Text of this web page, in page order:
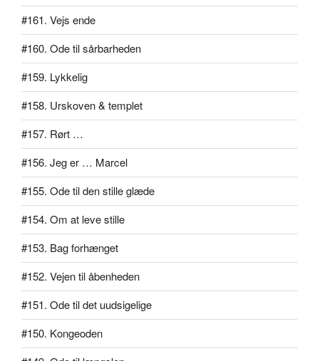
#161. Vejs ende
#160. Ode til sårbarheden
#159. Lykkelig
#158. Urskoven & templet
#157. Rørt …
#156. Jeg er … Marcel
#155. Ode til den stille glæde
#154. Om at leve stille
#153. Bag forhænget
#152. Vejen til åbenheden
#151. Ode til det uudsigelige
#150. Kongeoden